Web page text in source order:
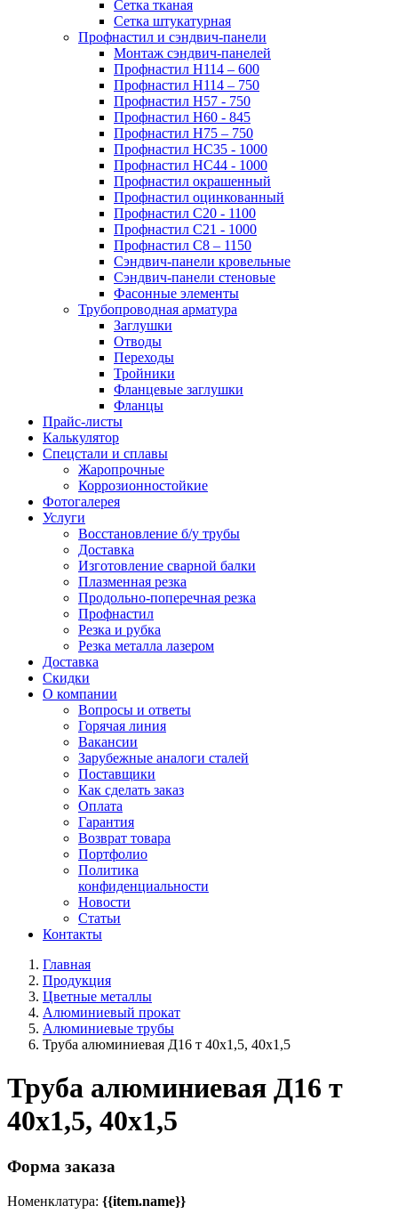
Сетка тканая
Сетка штукатурная
Профнастил и сэндвич-панели
Монтаж сэндвич-панелей
Профнастил Н114 – 600
Профнастил Н114 – 750
Профнастил Н57 - 750
Профнастил Н60 - 845
Профнастил Н75 – 750
Профнастил НС35 - 1000
Профнастил НС44 - 1000
Профнастил окрашенный
Профнастил оцинкованный
Профнастил С20 - 1100
Профнастил С21 - 1000
Профнастил С8 – 1150
Сэндвич-панели кровельные
Сэндвич-панели стеновые
Фасонные элементы
Трубопроводная арматура
Заглушки
Отводы
Переходы
Тройники
Фланцевые заглушки
Фланцы
Прайс-листы
Калькулятор
Спецстали и сплавы
Жаропрочные
Коррозионностойкие
Фотогалерея
Услуги
Восстановление б/у трубы
Доставка
Изготовление сварной балки
Плазменная резка
Продольно-поперечная резка
Профнастил
Резка и рубка
Резка металла лазером
Доставка
Скидки
О компании
Вопросы и ответы
Горячая линия
Вакансии
Зарубежные аналоги сталей
Поставщики
Как сделать заказ
Оплата
Гарантия
Возврат товара
Портфолио
Политика
конфиденциальности
Новости
Статьи
Контакты
Главная
Продукция
Цветные металлы
Алюминиевый прокат
Алюминиевые трубы
Труба алюминиевая Д16 т 40х1,5, 40х1,5
Труба алюминиевая Д16 т
40х1,5, 40х1,5
Форма заказа
Номенклатура: {{item.name}}